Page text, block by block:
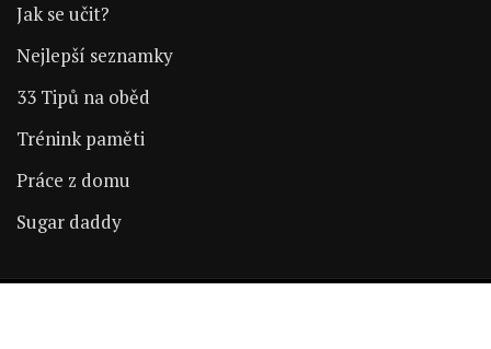
Jak se učit?
Nejlepší seznamky
33 Tipů na oběd
Trénink paměti
Práce z domu
Sugar daddy